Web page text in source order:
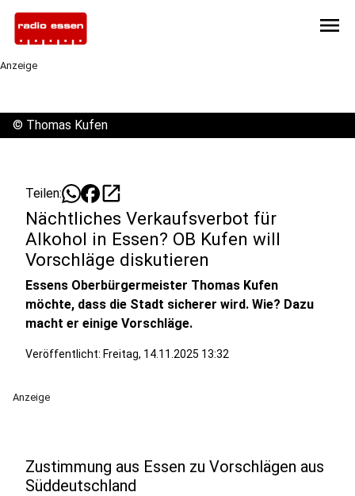
menu
Anzeige
© Thomas Kufen
Teilen: open_in_new
Nächtliches Verkaufsverbot für
Alkohol in Essen? OB Kufen will
Vorschläge diskutieren
Essens Oberbürgermeister Thomas Kufen
möchte, dass die Stadt sicherer wird. Wie? Dazu
macht er einige Vorschläge.
Veröffentlicht: Freitag, 14.11.2025 13:32
Anzeige
Zustimmung aus Essen zu Vorschlägen aus
Süddeutschland